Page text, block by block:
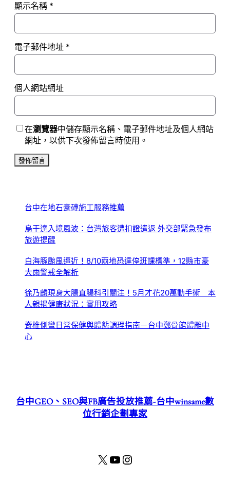
顯示名稱 *
電子郵件地址 *
個人網站網址
在瀏覽器中儲存顯示名稱、電子郵件地址及個人網站
網址，以供下次發佈留言時使用。
台中在地石膏磚施工服務推薦
烏干達入境風波：台灣旅客遭扣證遣返 外交部緊急發布
旅遊提醒
白海豚颱風逼近！8/10兩地恐達停班課標準，12縣市豪
大雨警戒全解析
徐乃麟現身大腸直腸科引關注！5月才花20萬動手術 本
人親揭健康狀況：實用攻略
脊椎側彎日常保健與體態調理指南－台中鄭骨館體雕中
心
台中GEO、SEO與FB廣告投放推薦-台中winsame數
位行銷企劃專家
X YouTube Instagram